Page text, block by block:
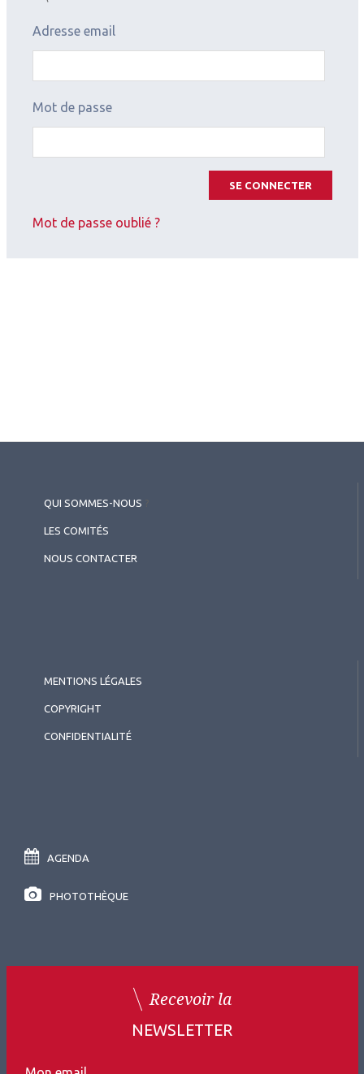
Adresse email
Mot de passe
SE CONNECTER
Mot de passe oublié ?
QUI SOMMES-NOUS
LES COMITÉS
NOUS CONTACTER
MENTIONS LÉGALES
COPYRIGHT
CONFIDENTIALITÉ
AGENDA
PHOTOTHÈQUE
Recevoir la
NEWSLETTER